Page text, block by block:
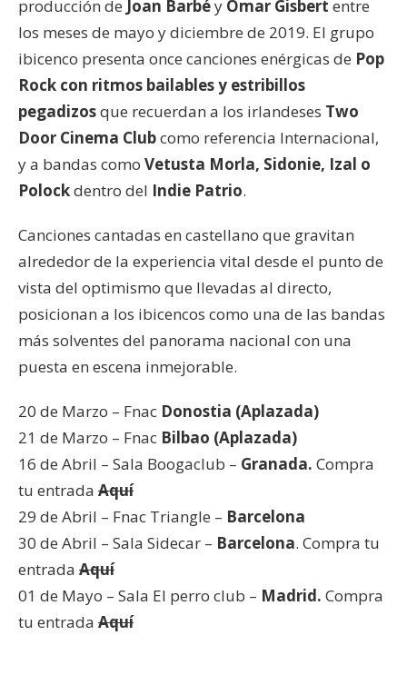
producción de Joan Barbéy Omar Gisbert entre
los meses de mayo y diciembre de 2019. El grupo
ibicenco presenta once canciones enérgicas de Pop
Rock con ritmos bailables y estribillos
pegadizosque recuerdan a los irlandeses Two
Door Cinema Clubcomo referencia Internacional,
y a bandas como Vetusta Morla, Sidonie, Izal o
Polockdentro del Indie Patrio.
Canciones cantadas en castellano que gravitan
alrededor de la experiencia vital desde el punto de
vista del optimismo que llevadas al directo,
posicionan a los ibicencos como una de las bandas
más solventes del panorama nacional con una
puesta en escena inmejorable.
20 de Marzo – Fnac Donostia (Aplazada)
21 de Marzo – Fnac Bilbao (Aplazada)
16 de Abril – Sala Boogaclub – Granada. Compra
tu entrada Aquí
29 de Abril – Fnac Triangle – Barcelona
30 de Abril – Sala Sidecar – Barcelona. Compra tu
entrada Aquí
01 de Mayo – Sala El perro club – Madrid. Compra
tu entrada Aquí